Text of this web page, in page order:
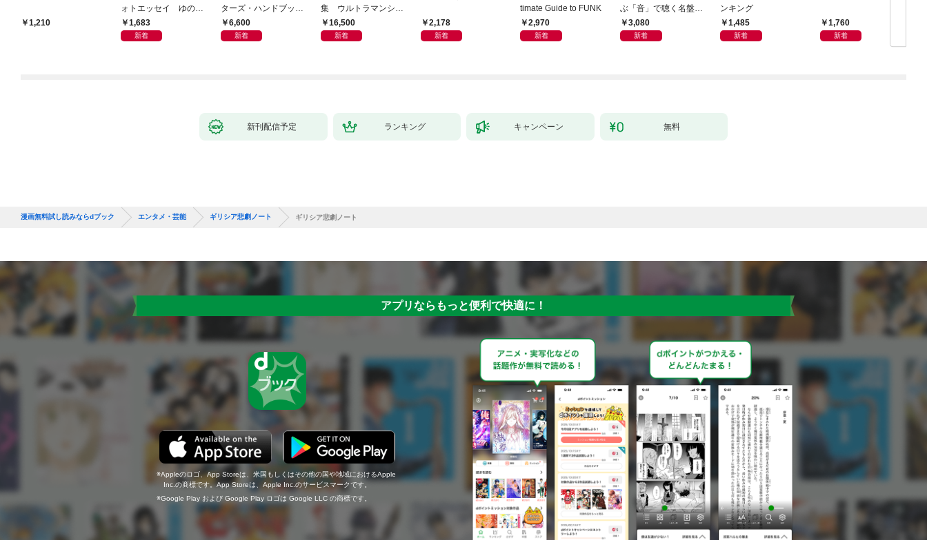
1,210
ォトエッセイ ゆのも
のがたり
1,683
新着
ターズ・ハンドブック
日本語版 電子版 第２
版
6,600
新着
集 ウルトラマンシリ
ーズ６０周年記念 全
ウルトラマン記録大鑑
16,500
新着
2,178
新着
timate Guide to FUNK
2,970
新着
ぶ「音」で聴く名盤28
0——音質探究ディス
クガイド
3,080
新着
ンキング
1,485
新着
1,760
新着
新刊配信予定 ランキング キャンペーン 無料
漫画無料試し読みならdブック エンタメ・芸能 ギリシア悲劇ノート ギリシア悲劇ノート
アプリならもっと便利で快適に！
Appleのロゴ、App Storeは、米国もしくはその他の国や地域におけるApple
Inc.の商標です。App Storeは、Apple Inc.のサービスマークです。
Google Play および Google Play ロゴは Google LLC の商標です。